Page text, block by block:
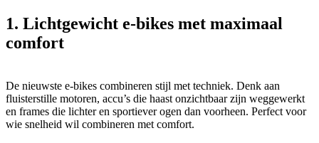
1. Lichtgewicht e-bikes met maximaal
comfort
De nieuwste e-bikes combineren stijl met techniek. Denk aan
fluisterstille motoren, accu’s die haast onzichtbaar zijn weggewerkt
en frames die lichter en sportiever ogen dan voorheen. Perfect voor
wie snelheid wil combineren met comfort.